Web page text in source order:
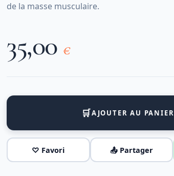
de la masse musculaire.
35,00 €
🛒AJOUTER AU PANIER
♡ Favori 📤 Partager